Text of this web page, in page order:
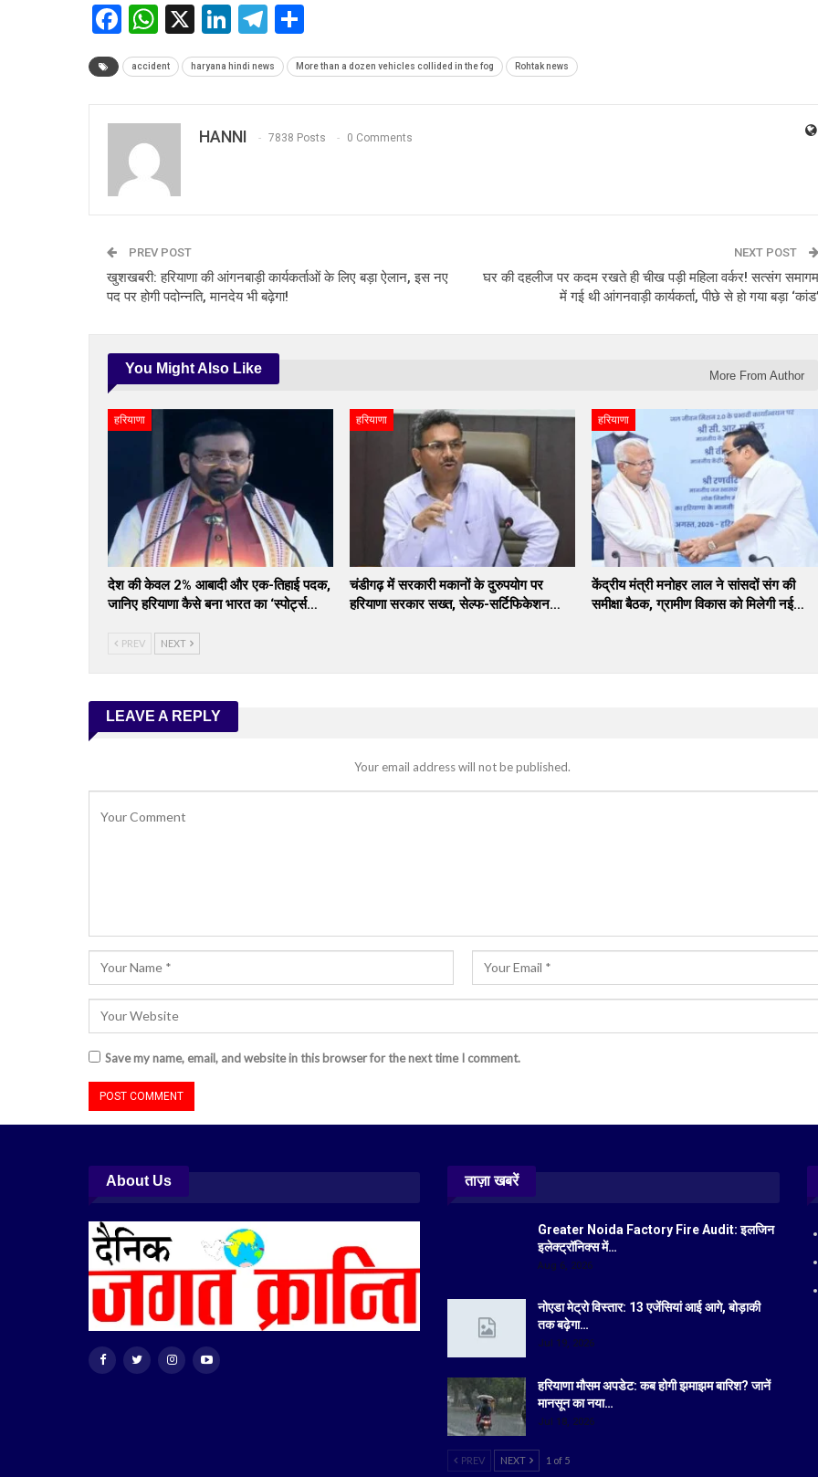
Facebook
WhatsApp
X LinkedIn
Telegram
accident haryana hindi news More than a dozen vehicles collided in the fog Rohtak news
HANNI 7838 Posts 0 Comments
PREV POST
खुशखबरी: हरियाणा की आंगनबाड़ी कार्यकर्ताओं के लिए बड़ा ऐलान, इस नए
पद पर होगी पदोन्नति, मानदेय भी बढ़ेगा!
NEXT POST
घर की दहलीज पर कदम रखते ही चीख पड़ी महिला वर्कर! सत्संग समागम
में गई थी आंगनवाड़ी कार्यकर्ता, पीछे से हो गया बड़ा ‘कांड’
You Might Also Like More From Author
हरियाणा
देश की केवल 2% आबादी और एक-तिहाई पदक,
जानिए हरियाणा कैसे बना भारत का ‘स्पोर्ट्स…
हरियाणा
चंडीगढ़ में सरकारी मकानों के दुरुपयोग पर
हरियाणा सरकार सख्त, सेल्फ-सर्टिफिकेशन…
हरियाणा
केंद्रीय मंत्री मनोहर लाल ने सांसदों संग की
समीक्षा बैठक, ग्रामीण विकास को मिलेगी नई…
PREV NEXT
LEAVE A REPLY
Your email address will not be published.
Save my name, email, and website in this browser for the next time I comment.
About Us ताज़ा खबरें
Greater Noida Factory Fire Audit: इलजिन
इलेक्ट्रॉनिक्स में…
Aug 6, 2026
नोएडा मेट्रो विस्तार: 13 एजेंसियां आई आगे, बोड़ाकी
तक बढ़ेगा…
Jul 19, 2026
हरियाणा मौसम अपडेट: कब होगी झमाझम बारिश? जानें
मानसून का नया…
Jul 18, 2026
PREV NEXT 1 of 5